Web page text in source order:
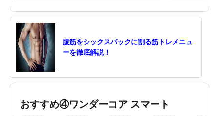
腹筋をシックスパックに割る筋トレメニュ
ーを徹底解説！
おすすめ④ワンダーコア スマート